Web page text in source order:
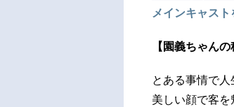
メインキャス
【園義ちゃん
とある事情で
美しい顔で客を